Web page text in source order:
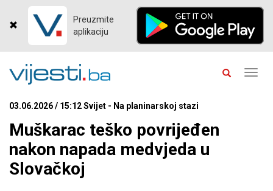
Preuzmite
aplikaciju
03.06.2026 / 15:12 Svijet - Na planinarskoj stazi
Muškarac teško povrijeđen
nakon napada medvjeda u
Slovačkoj